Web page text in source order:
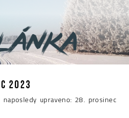
2023
upraveno: 28. prosinec